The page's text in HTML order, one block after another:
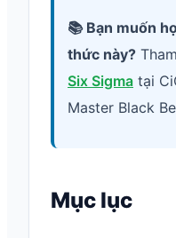
📚 Bạn muốn
thức này?
Six Sigma tại
Master Black
Mục lục